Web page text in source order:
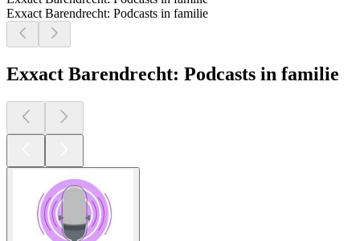
Exxact Barendrecht: Podcasts in familie
Exxact Barendrecht: Podcasts in familie